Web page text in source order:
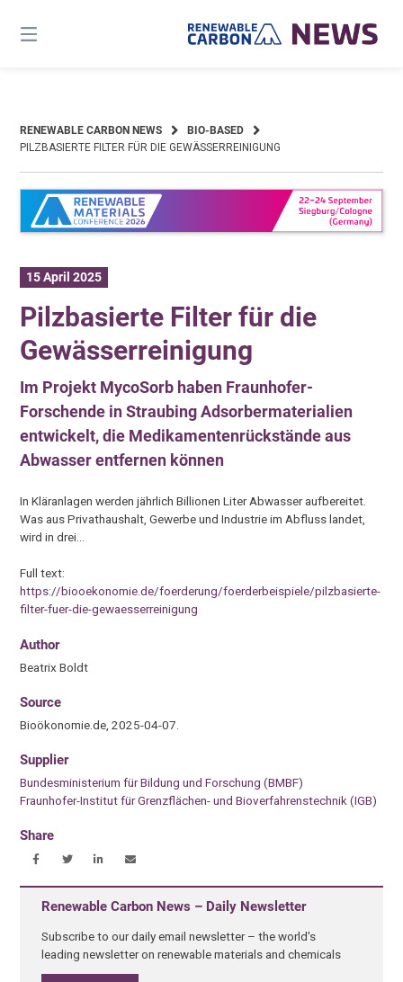
content
RENEWABLE CARBON NEWS
BIO-BASED
PILZBASIERTE FILTER FÜR DIE GEWÄSSERREINIGUNG
15 April 2025
Pilzbasierte Filter für die
Gewässerreinigung
Im Projekt MycoSorb haben Fraunhofer-
Forschende in Straubing Adsorbermaterialien
entwickelt, die Medikamentenrückstände aus
Abwasser entfernen können
In Kläranlagen werden jährlich Billionen Liter Abwasser aufbereitet.
Was aus Privathaushalt, Gewerbe und Industrie im Abfluss landet,
wird in drei…
Full text:
https://biooekonomie.de/foerderung/foerderbeispiele/pilzbasierte-
filter-fuer-die-gewaesserreinigung
Author
Beatrix Boldt
Source
Bioökonomie.de, 2025-04-07.
Supplier
Bundesministerium für Bildung und Forschung (BMBF)
Fraunhofer-Institut für Grenzflächen- und Bioverfahrenstechnik (IGB)
Share
Renewable Carbon News – Daily Newsletter
Subscribe to our daily email newsletter – the world's
leading newsletter on renewable materials and chemicals